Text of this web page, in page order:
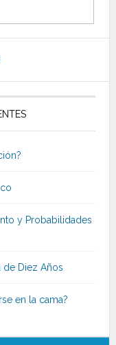
y Probabilidades
de Diez Años
en la cama?